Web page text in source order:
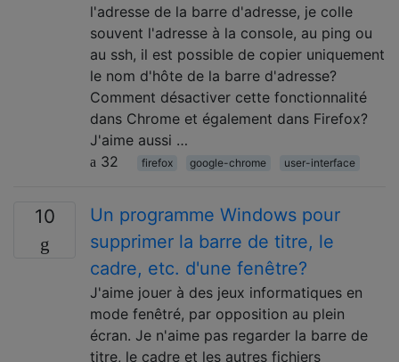
l'adresse de la barre d'adresse, je colle
souvent l'adresse à la console, au ping ou
au ssh, il est possible de copier uniquement
le nom d'hôte de la barre d'adresse?
Comment désactiver cette fonctionnalité
dans Chrome et également dans Firefox?
J'aime aussi …
32
firefox google-chrome user-interface
10
Un programme Windows pour
supprimer la barre de titre, le
cadre, etc. d'une fenêtre?
J'aime jouer à des jeux informatiques en
mode fenêtré, par opposition au plein
écran. Je n'aime pas regarder la barre de
titre, le cadre et les autres fichiers